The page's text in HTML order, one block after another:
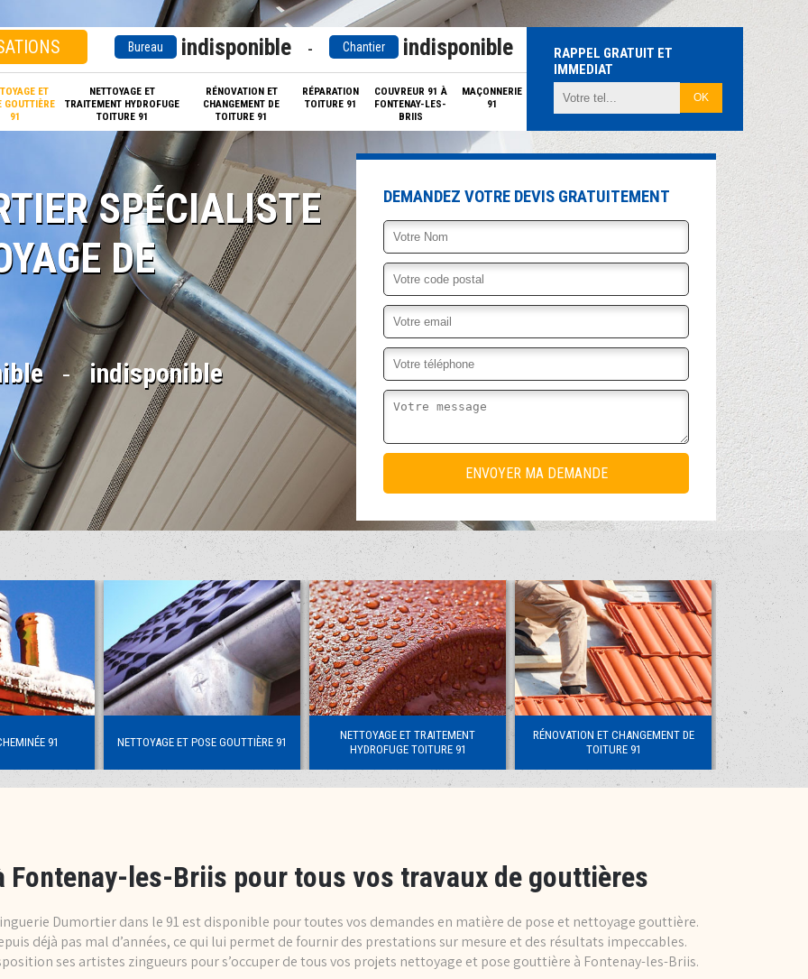
ET
GOUTTIÈRE
91
NETTOYAGE ET
TRAITEMENT HYDROFUGE
TOITURE 91
RÉNOVATION ET
CHANGEMENT DE
TOITURE 91
RÉPARATION
TOITURE 91
COUVREUR 91 À
FONTENAY-LES-
BRIIS
MAÇONNERIE
91
RAPPEL GRATUIT ET
IMMEDIAT
Bureau indisponible - Chantier indisponible
SPÉCIALISTE
DE
- indisponible
DEMANDEZ VOTRE DEVIS GRATUITEMENT
91 NETTOYAGE ET POSE GOUTTIÈRE 91
NETTOYAGE ET TRAITEMENT
HYDROFUGE TOITURE 91
RÉNOVATION ET CHANGEMENT DE
TOITURE 91
Fontenay-les-Briis pour tous vos travaux de gouttières
Dumortier dans le 91 est disponible pour toutes vos demandes en matière de pose et nettoyage gouttière.
déjà pas mal d’années, ce qui lui permet de fournir des prestations sur mesure et des résultats impeccables.
ses artistes zingueurs pour s’occuper de tous vos projets nettoyage et pose gouttière à Fontenay-les-Briis.